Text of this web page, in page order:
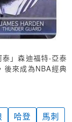
」森迪福特-亞泰
來成為NBA經典
哈登 馬刺